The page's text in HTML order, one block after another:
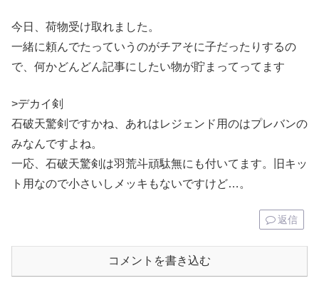
今日、荷物受け取れました。
一緒に頼んでたっていうのがチアそに子だったりするの
で、何かどんどん記事にしたい物が貯まってってます
>デカイ剣
石破天驚剣ですかね、あれはレジェンド用のはプレバンの
みなんですよね。
一応、石破天驚剣は羽荒斗頑駄無にも付いてます。旧キッ
ト用なので小さいしメッキもないですけど…。
返信
コメントを書き込む